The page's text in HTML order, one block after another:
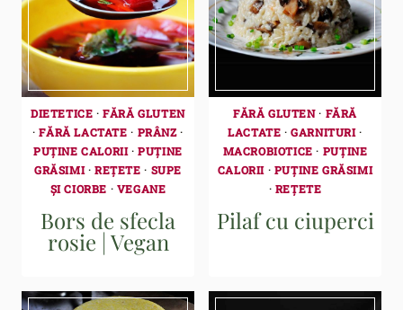
DIETETICE ·FĂRĂ GLUTEN
·FĂRĂ LACTATE · PRÂNZ·
PUȚINE CALORII·PUȚINE
GRĂSIMI·REȚETE · SUPE
ȘI CIORBE · VEGANE
Bors de sfecla
rosie | Vegan
FĂRĂ GLUTEN· FĂRĂ
LACTATE ·GARNITURI·
MACROBIOTICE · PUȚINE
CALORII· PUȚINE GRĂSIMI
· REȚETE
Pilaf cu ciuperci